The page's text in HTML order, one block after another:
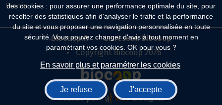
des cookies : pour assurer une performance optimale du site, pour
récolter des statistiques afin d'analyser le trafic et la performance
du site et vous proposer une navigation personnalisée en toute
sécurité. Vous pouvez changer d'avis à tout moment en
paramétrant vos cookies. OK pour vous ?
En savoir plus et paramétrer les cookies
Je refuse J'accepte
Wavrin
Biocoop.fr
Le réseau Biocoop
Copyright Biocoop 2026
Réalisé par